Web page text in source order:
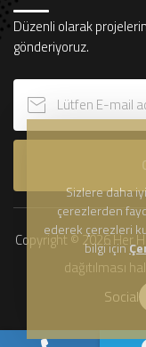
Düzenli olarak
gönderiyoruz.
Copyright © 2026 Her
dağıtılması
Social
Sizlere daha
çerezlerden
ederek çerezleri
bilgi için